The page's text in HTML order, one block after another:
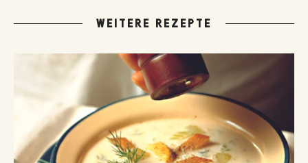
WEITERE REZEPTE